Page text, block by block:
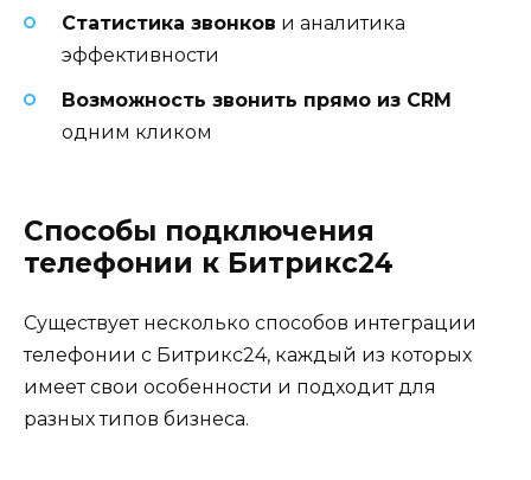
Статистика звонков и аналитика
эффективности
Возможность звонить прямо из CRM
одним кликом
Способы подключения
телефонии к Битрикс24
Существует несколько способов интеграции
телефонии с Битрикс24, каждый из которых
имеет свои особенности и подходит для
разных типов бизнеса.